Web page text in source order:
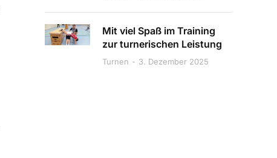
Mit viel Spaß im Training
zur turnerischen Leistung
Turnen 3. Dezember 2025